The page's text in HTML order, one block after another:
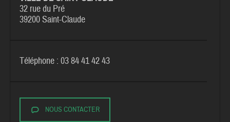
32 rue du Pré
39200 Saint-Claude
Téléphone : 03 84 41 42 43
NOUS CONTACTER